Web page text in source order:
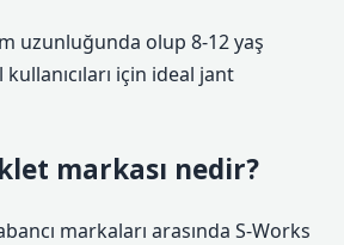
uzunluğunda olup 8-12 yaş
için ideal jant
markası nedir?
markaları arasında S-Works